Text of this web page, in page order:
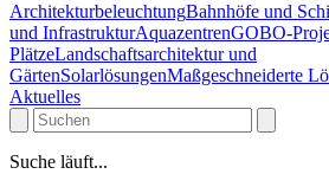
ArchitekturbeleuchtungBahnhöfe und
und InfrastrukturAquazentrenGOBO-
PlätzeLandschaftsarchitektur und
GärtenSolarlösungenMaßgeschneiderte
Aktuelles
Suche läuft...